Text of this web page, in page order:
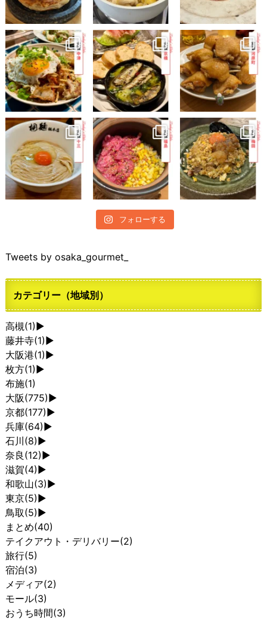
フォローする
Tweets by osaka_gourmet_
カテゴリー（地域別）
高槻(1)►
藤井寺(1)►
大阪港(1)►
枚方(1)►
布施(1)
大阪(775)►
京都(177)►
兵庫(64)►
石川(8)►
奈良 (12)►
滋賀(4)►
和歌山(3)►
東京(5)►
鳥取(5)►
まとめ(40)
テイクアウト・デリバリー(2)
旅行(5)
宿泊(3)
メディア(2)
モール(3)
おうち時間(3)